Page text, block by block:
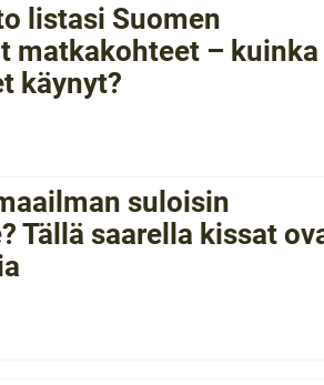
listasi Suomen
matkakohteet – kuinka
käynyt?
suloisin
Tällä saarella kissat